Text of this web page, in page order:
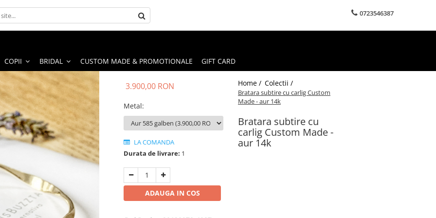
0723546387
COPII BRIDAL CUSTOM MADE & PROMOTIONALE GIFT CARD
Home / Colectii /
Bratara subtire cu carlig Custom
Made - aur 14k
Bratara subtire cu
carlig Custom Made -
aur 14k
3.900,00 RON
Metal:
LA COMANDA
Durata de livrare: 1
ADAUGA IN COS